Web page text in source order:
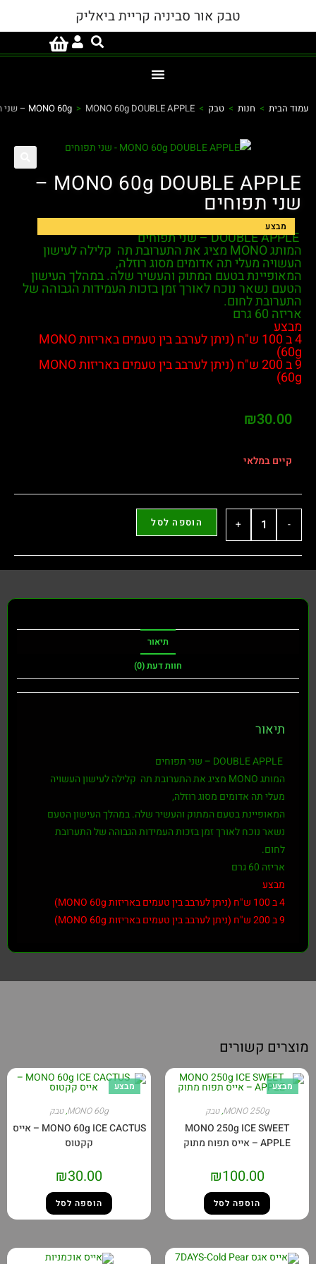
טבק אור סביניה קריית ביאליק
> חנות טבק >
MONO 60g > MONO 60g DOUBLE APPLE – שני תפוחים
MONO 60g DOUBLE APPLE –
תפוחים
המותג MONO מציג את התערובת תה קלילה לעישון
מעלי תה אדומים מסוג רוזלה,
בטעם המתוק והעשיר שלה. במהלך העישון
נשאר נוכח לאורך זמן בזכות העמידות הגבוהה של
לחום.
60 גרם
4 ב 100 ש"ח (ניתן לערבב בין טעמים באריזות MONO
9 ב 200 ש"ח (ניתן לערבב בין טעמים באריזות MONO
₪
במלאי
+ הוספה לסל
חוות דעת (0)
תיאור
המותג MONO מציג את התערובת תה קלילה לעישון העשויה
מעלי תה אדומים מסוג רוזלה,
המאופיינת בטעם המתוק והעשיר שלה. במהלך העישון הטעם
נשאר נוכח לאורך זמן בזכות העמידות הגבוהה של התערובת
קשורים
MONO 250g
,טבק
MONO 250g ICE SWEET
APPLE – אייס תפוח מתוק
₪100.00
הוספה לסל
מבצע
MONO 60g
,טבק
MONO 60g ICE CACTUS – אייס
קקטוס
₪30.00
הוספה לסל